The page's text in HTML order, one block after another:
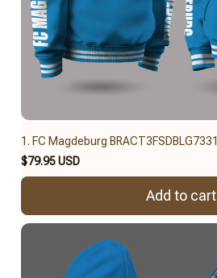
1. FC Magdeburg BRACT3FSDBLG7331
$79.95 USD
Add to cart